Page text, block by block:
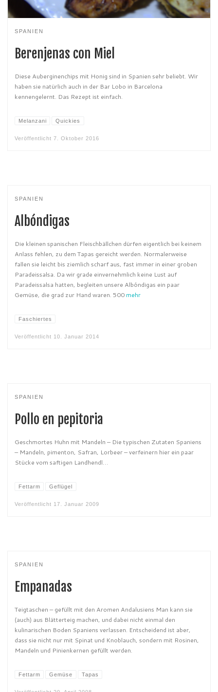
SPANIEN
Berenjenas con Miel
Diese Auberginenchips mit Honig sind in Spanien sehr beliebt. Wir
haben sie natürlich auch in der Bar Lobo in Barcelona
kennengelernt. Das Rezept ist einfach.
Melanzani Quickies
Veröffentlicht 7. Oktober 2016
SPANIEN
Albóndigas
Die kleinen spanischen Fleischbällchen dürfen eigentlich bei keinem
Anlass fehlen, zu dem Tapas gereicht werden. Normalerweise
fallen sie leicht bis ziemlich scharf aus, fast immer in einer groben
Paradeissalsa. Da wir grade einvernehmlich keine Lust auf
Paradeissalsa hatten, begleiten unsere Albóndigas ein paar
Gemüse, die grad zur Hand waren. 500 mehr
Faschiertes
Veröffentlicht 10. Januar 2014
SPANIEN
Pollo en pepitoria
Geschmortes Huhn mit Mandeln – Die typischen Zutaten Spaniens
– Mandeln, pimenton, Safran, Lorbeer – verfeinern hier ein paar
Stücke vom saftigen Landhendl…
Fettarm Geflügel
Veröffentlicht 17. Januar 2009
SPANIEN
Empanadas
Teigtaschen – gefüllt mit den Aromen Andalusiens Man kann sie
(auch) aus Blätterteig machen, und dabei nicht einmal den
kulinarischen Boden Spaniens verlassen. Entscheidend ist aber,
dass sie nicht nur mit Spinat und Knoblauch, sondern mit Rosinen,
Mandeln und Pinienkernen gefüllt werden.
Fettarm Gemüse Tapas